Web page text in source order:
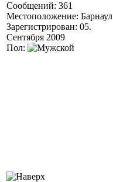
Сообщений: 361
Местоположение: Барнаул
Зарегистрирован: 05.
Сентября 2009
Пол: